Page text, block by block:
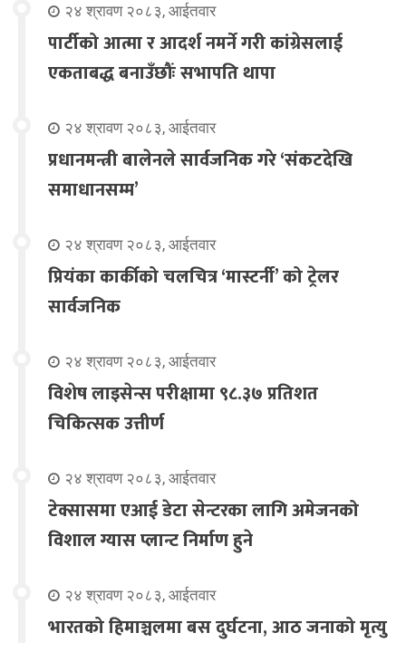
२४ श्रावण २०८३, आईतवार
पार्टीको आत्मा र आदर्श नमर्ने गरी कांग्रेसलाई
एकताबद्ध बनाउँछौंः सभापति थापा
२४ श्रावण २०८३, आईतवार
प्रधानमन्त्री बालेनले सार्वजनिक गरे ‘संकटदेखि
समाधानसम्म’
२४ श्रावण २०८३, आईतवार
प्रियंका कार्कीको चलचित्र ‘मास्टर्नी’ को ट्रेलर
सार्वजनिक
२४ श्रावण २०८३, आईतवार
विशेष लाइसेन्स परीक्षामा ९८.३७ प्रतिशत
चिकित्सक उत्तीर्ण
२४ श्रावण २०८३, आईतवार
टेक्सासमा एआई डेटा सेन्टरका लागि अमेजनको
विशाल ग्यास प्लान्ट निर्माण हुने
२४ श्रावण २०८३, आईतवार
भारतको हिमाञ्चलमा बस दुर्घटना, आठ जनाको मृत्यु